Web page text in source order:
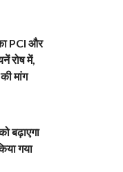
PCI और
रोष में,
मांग
बढ़ाएगा
गया